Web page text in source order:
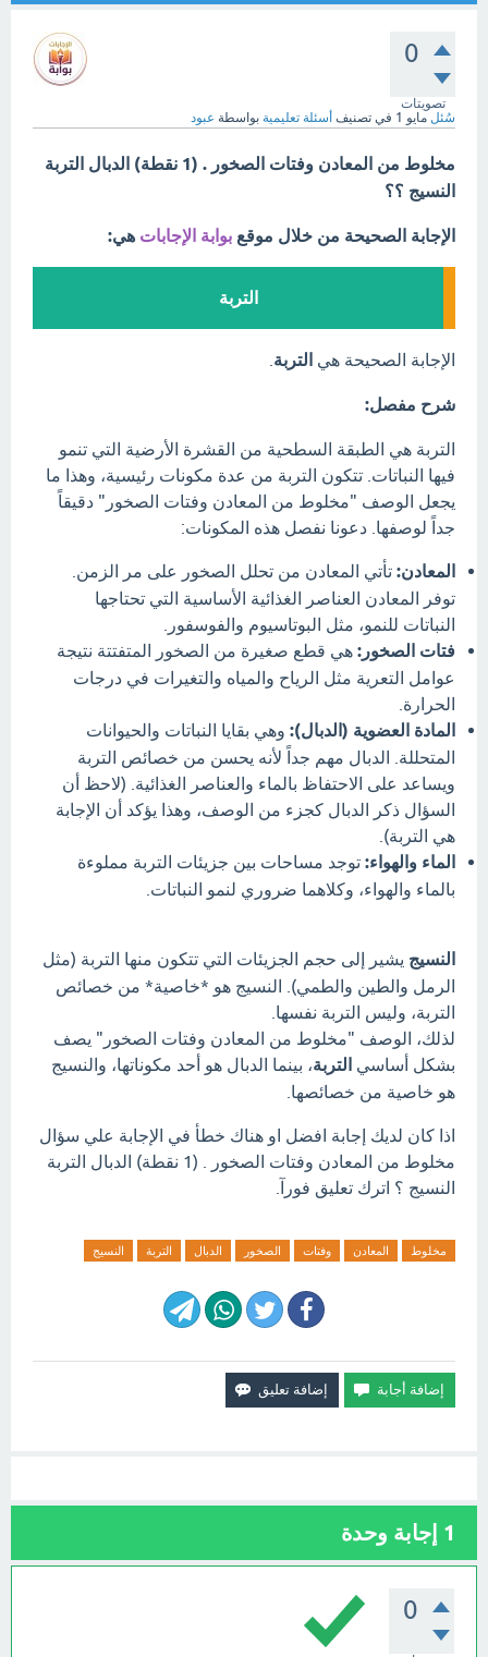
0
تصويتات
سُئل مايو 1 في تصنيف أسئلة تعليمية بواسطة عبود
مخلوط من المعادن وفتات الصخور . (1 نقطة) الدبال التربة
النسيج ؟؟
الإجابة الصحيحة من خلال موقع بوابة الإجابات هي:
التربة
الإجابة الصحيحة هي التربة
شرح مفصل:
التربة هي الطبقة السطحية من القشرة الأرضية التي تنمو
فيها النباتات. تتكون التربة من عدة مكونات رئيسية، وهذا ما
يجعل الوصف "مخلوط من المعادن وفتات الصخور" دقيقاً
جداً لوصفها. دعونا نفصل هذه المكونات:
المعادن: تأتي المعادن من تحلل الصخور على مر الزمن.
توفر المعادن العناصر الغذائية الأساسية التي تحتاجها
النباتات للنمو، مثل البوتاسيوم والفوسفور.
فتات الصخور: هي قطع صغيرة من الصخور المتفتتة نتيجة
عوامل التعرية مثل الرياح والمياه والتغيرات في درجات
الحرارة.
المادة العضوية (الدبال): وهي بقايا النباتات والحيوانات
المتحللة. الدبال مهم جداً لأنه يحسن من خصائص التربة
ويساعد على الاحتفاظ بالماء والعناصر الغذائية. (لاحظ أن
السؤال ذكر الدبال كجزء من الوصف، وهذا يؤكد أن الإجابة
هي التربة).
الماء والهواء: توجد مساحات بين جزيئات التربة مملوءة
بالماء والهواء، وكلاهما ضروري لنمو النباتات.
النسيج يشير إلى حجم الجزيئات التي تتكون منها التربة (مثل
الرمل والطين والطمي). النسيج هو *خاصية* من خصائص
التربة، وليس التربة نفسها.
لذلك، الوصف "مخلوط من المعادن وفتات الصخور" يصف
بشكل أساسي التربة، بينما الدبال هو أحد مكوناتها، والنسيج
هو خاصية من خصائصها.
اذا كان لديك إجابة افضل او هناك خطأ في الإجابة علي سؤال
مخلوط من المعادن وفتات الصخور . (1 نقطة) الدبال التربة
النسيج ؟ اترك تعليق فورآ.
مخلوط المعادن وفتات الصخور الدبال التربة النسيج
1 إجابة وحدة
0